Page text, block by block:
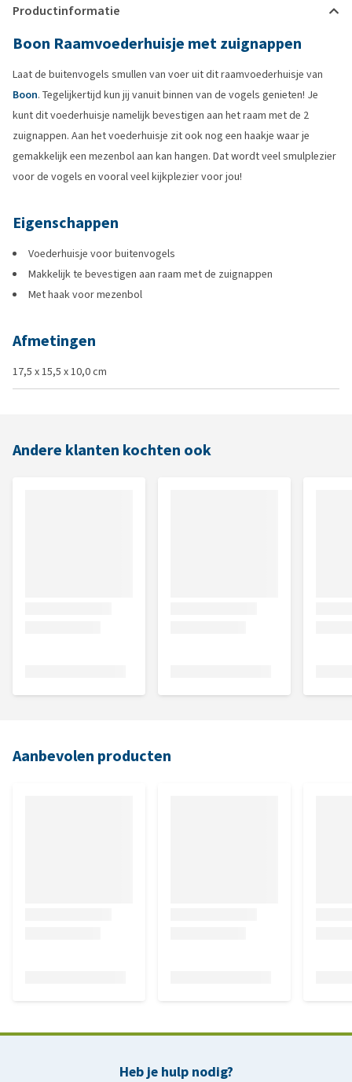
Productinformatie
Boon Raamvoederhuisje met zuignappen
Laat de buitenvogels smullen van voer uit dit raamvoederhuisje van
Boon. Tegelijkertijd kun jij vanuit binnen van de vogels genieten! Je
kunt dit voederhuisje namelijk bevestigen aan het raam met de 2
zuignappen. Aan het voederhuisje zit ook nog een haakje waar je
gemakkelijk een mezenbol aan kan hangen. Dat wordt veel smulplezier
voor de vogels en vooral veel kijkplezier voor jou!
Eigenschappen
Voederhuisje voor buitenvogels
Makkelijk te bevestigen aan raam met de zuignappen
Met haak voor mezenbol
Afmetingen
17,5 x 15,5 x 10,0 cm
Andere klanten kochten ook
Aanbevolen producten
Heb je hulp nodig?